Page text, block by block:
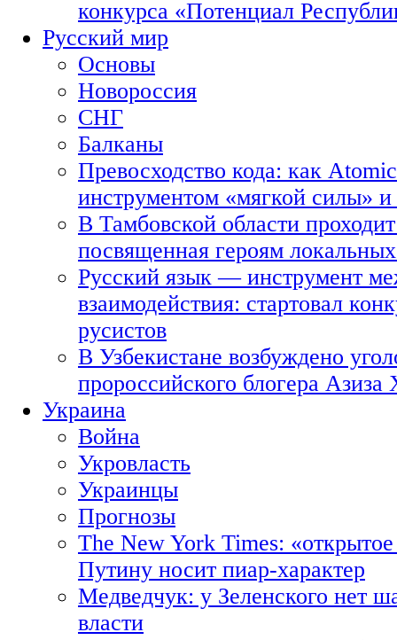
конкурса «Потенциал
Русский мир
Основы
Новороссия
СНГ
Балканы
Превосходство кода: как
инструментом «мягкой силы» и
В Тамбовской области
посвященная героям
Русский язык — инструмент
взаимодействия: стартовал
русистов
В Узбекистане возбуждено
пророссийского блогера Азиза
Украина
Война
Укровласть
Украинцы
Прогнозы
The New York Times:
Путину носит пиар-характер
Медведчук: у Зеленского нет
власти